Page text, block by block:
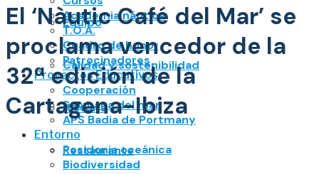
Academia náutica
T.O.A.
Cuadro de honor
Patrocinadores
Proyectos Educativos
Cooperación
Setmana del mar
APS Badia de Portmany
Entorno
Posidonia oceánica
Biodiversidad
Equipo
Calidad y sostenibilidad
Historia
Restaurante
El ‘Nàutic Café del Mar’ se
proclama vencedor de la
32ª edición de la
Cartagena-Ibiza